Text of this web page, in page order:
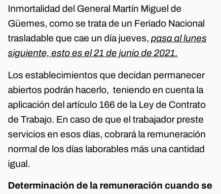
Inmortalidad del General Martín Miguel de
Güemes, como se trata de un Feriado Nacional
trasladable que cae un día jueves, pasa al lunes
siguiente, esto es el 21 de junio de 2021.
Los establecimientos que decidan permanecer
abiertos podrán hacerlo, teniendo en cuenta la
aplicación del artículo 166 de la Ley de Contrato
de Trabajo. En caso de que el trabajador preste
servicios en esos días, cobrará la remuneración
normal de los días laborables más una cantidad
igual.
Determinación de la remuneración cuando se